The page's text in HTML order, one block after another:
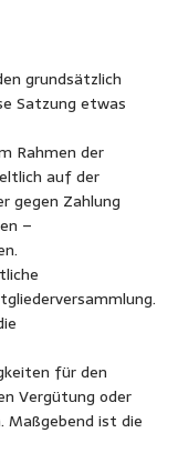
grundsätzlich
Satzung etwas
Rahmen der
auf der
gegen Zahlung
–
für den
Vergütung oder
Maßgebend ist die